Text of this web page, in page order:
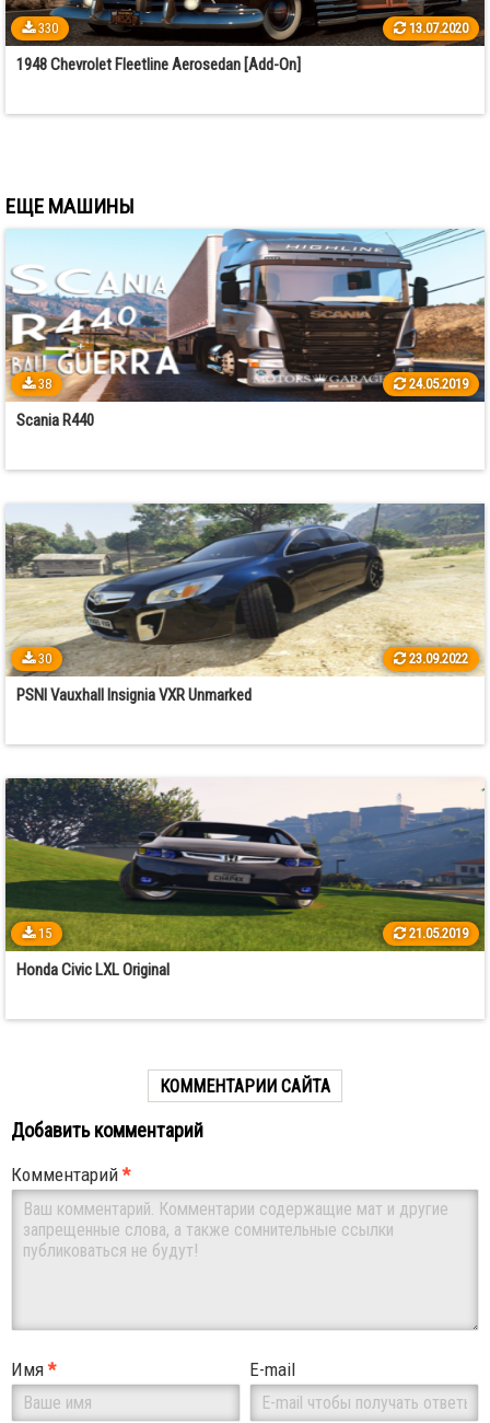
330 13.07.2020
1948 Chevrolet Fleetline Aerosedan [Add-On]
ЕЩЕ МАШИНЫ
38 24.05.2019
Scania R440
30 23.09.2022
PSNI Vauxhall Insignia VXR Unmarked
15 21.05.2019
Honda Civic LXL Original
КОММЕНТАРИИ САЙТА
Добавить комментарий
Комментарий*
Имя* E-mail